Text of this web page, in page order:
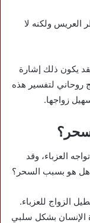
العريس ولكنه لا
يكون ذلك إشارة
روحاني لتفسير هذه
زواجها.
العزباء، وقد
هل هو بسبب السحر؟
الزواج للعزباء.
الإنسان بشكل سلبي